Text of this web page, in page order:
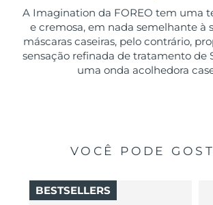
A Imagination da FOREO tem uma
e cremosa, em nada semelhante à
máscaras caseiras, pelo contrário,
sensação refinada de tratamento de
uma onda acolhedora
VOCÊ PODE
BESTSELLERS